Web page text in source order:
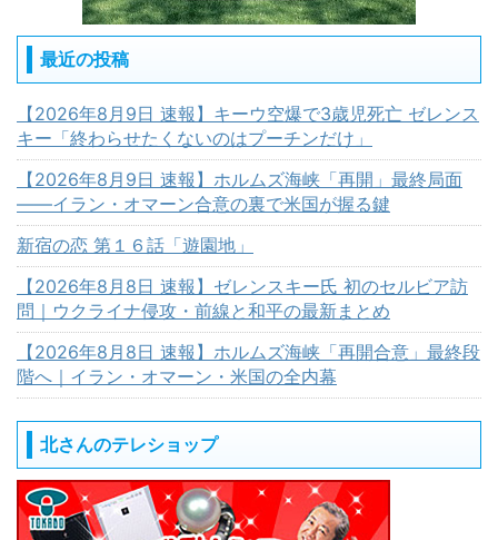
最近の投稿
【2026年8月9日 速報】キーウ空爆で3歳児死亡 ゼレンス
キー「終わらせたくないのはプーチンだけ」
【2026年8月9日 速報】ホルムズ海峡「再開」最終局面
――イラン・オマーン合意の裏で米国が握る鍵
新宿の恋 第１６話「遊園地」
【2026年8月8日 速報】ゼレンスキー氏 初のセルビア訪
問｜ウクライナ侵攻・前線と和平の最新まとめ
【2026年8月8日 速報】ホルムズ海峡「再開合意」最終段
階へ｜イラン・オマーン・米国の全内幕
北さんのテレショップ